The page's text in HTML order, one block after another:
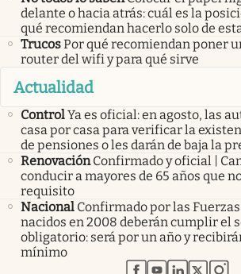
delante o hacia atrás: cuál es la
qué recomiendan hacerlo solo de
TrucosPor qué recomiendan poner
router del wifi y para qué sirve
Actualidad
ControlYa es oficial: en agosto, las
casa por casa para verificar la
de pensiones o les darán de baja la
Renovación Confirmado y oficial |
conducir a mayores de 65 años que
requisito
Nacional Confirmado por las
nacidos en 2008 deberán cumplir el
obligatorio: será por un año y
mínimo
abre en nueva
abre enabre en
abre